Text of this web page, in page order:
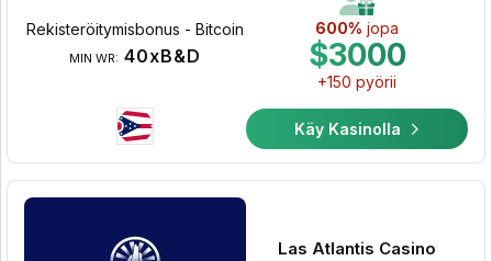
600% jopa
$3000
+150 pyörii
Rekisteröitymisbonus - Bitcoin
MIN WR: 40xB&D
Käy Kasinolla
Las Atlantis Casino